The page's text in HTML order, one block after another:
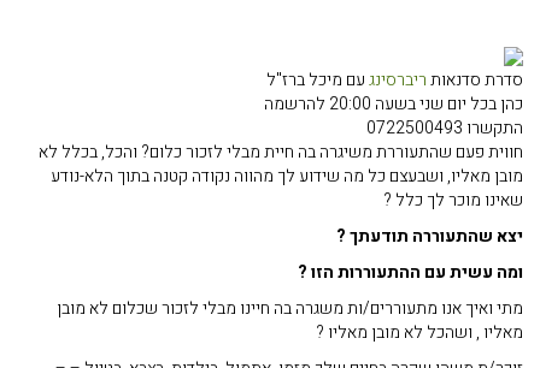
סדרת סדנאותריברסינגעם מיכל ברז"ל
כהן בכל יום שני בשעה 20:00 להרשמה
התקשרו 0722500493
חווית פעם שהתעוררת משיגרה בה חיית מבלי לזכור כלום? והכל, בכלל לא
מובן מאליו, ושבעצם כל מה שידוע לך מהווה נקודה קטנה בתוך הלא-נודע
שאינו מוכר לך כלל ?
יצא שהתעוררה תודעתך ?
ומה עשית עם ההתעוררות הזו ?
מתי ואיך אנו מתעוררים/ות משגרה בה חיינו מבלי לזכור שכלום לא מובן
מאליו , ושהכל לא מובן מאליו ?